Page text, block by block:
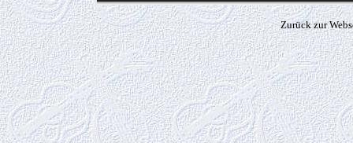
Zurück zur